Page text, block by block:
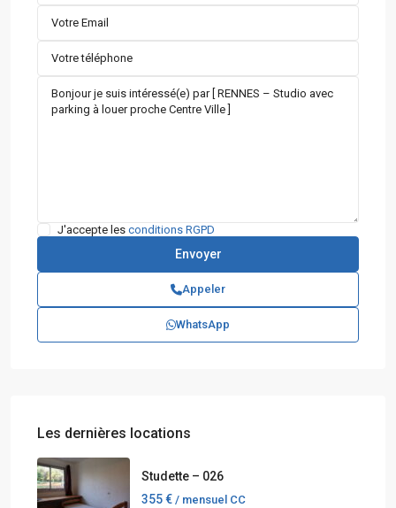
J'accepte les conditions RGPD
Appeler
WhatsApp
Les dernières locations
Studette – 026
355 € / mensuel CC